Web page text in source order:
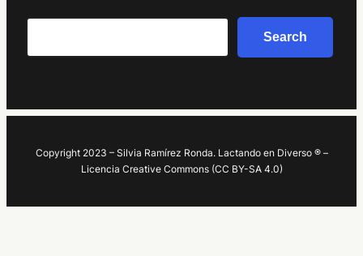
Search
Copyright 2023 – Silvia Ramírez Ronda. Lactando en Diverso ® –
Licencia Creative Commons (CC BY-SA 4.0)